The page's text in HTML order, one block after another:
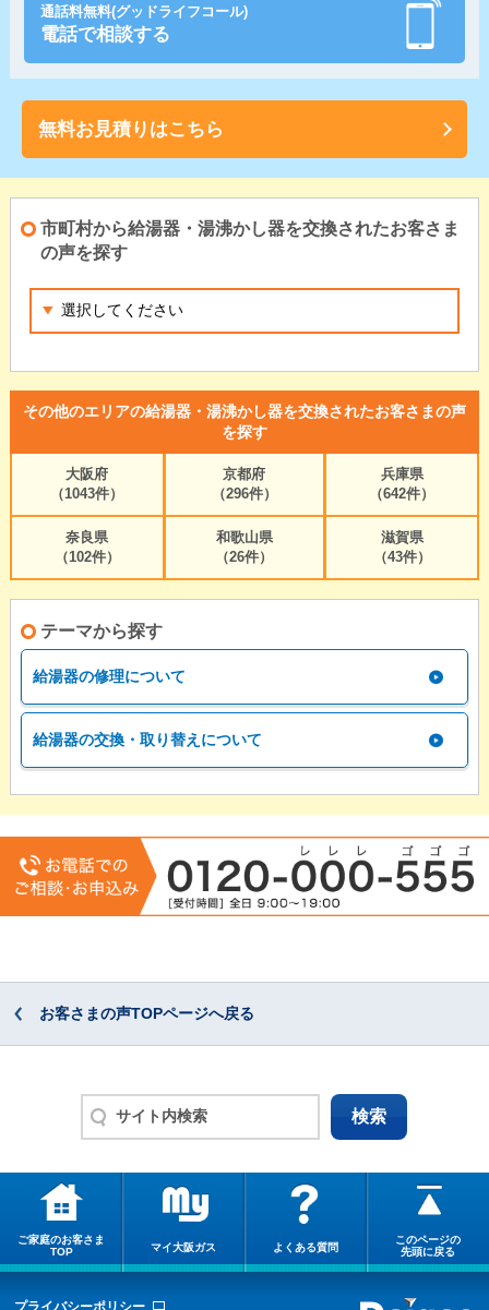
通話料無料(グッドライフコール)
電話で相談する
無料お見積りはこちら
市町村から給湯器・湯沸かし器を交換されたお客さま
の声を探す
その他のエリアの給湯器・湯沸かし器を交換されたお客さまの声
を探す
大阪府
（1043件）
京都府
（296件）
兵庫県
（642件）
奈良県
（102件）
和歌山県
（26件）
滋賀県
（43件）
テーマから探す
給湯器の修理について
給湯器の交換・取り替えについて
お客さまの声TOPページへ戻る
ご家庭のお客さま
TOP
マイ大阪ガス よくある質問
このページの
先頭に戻る
プライバシーポリシー